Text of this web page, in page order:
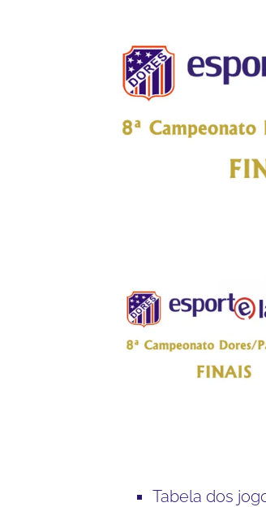
Tabela dos